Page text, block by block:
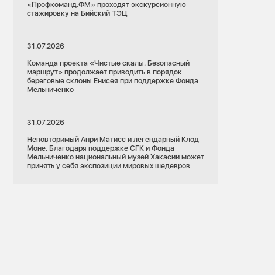
«Профкоманд.ФМ» проходят экскурсионную
стажировку на Бийский ТЭЦ
31.07.2026
Команда проекта «Чистые скалы. Безопасный
маршрут» продолжает приводить в порядок
береговые склоны Енисея при поддержке Фонда
Мельниченко
31.07.2026
Неповторимый Анри Матисс и легендарный Клод
Моне. Благодаря поддержке СГК и Фонда
Мельниченко национальный музей Хакасии может
принять у себя экспозиции мировых шедевров